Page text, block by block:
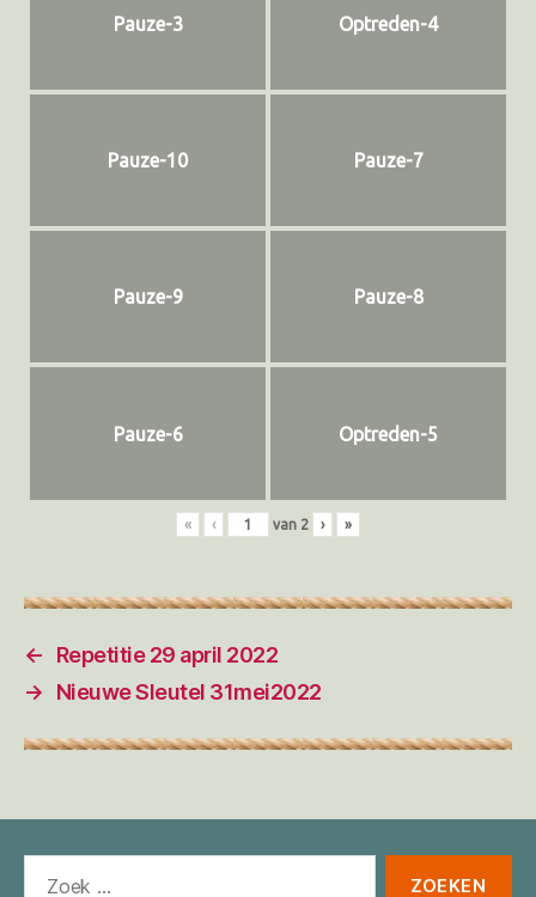
Pauze-3 Optreden-4
Pauze-10 Pauze-7
Pauze-9 Pauze-8
Pauze-6 Optreden-5
« ‹ van 2 › »
←
Repetitie 29 april 2022
→
Nieuwe Sleutel 31mei2022
naar: